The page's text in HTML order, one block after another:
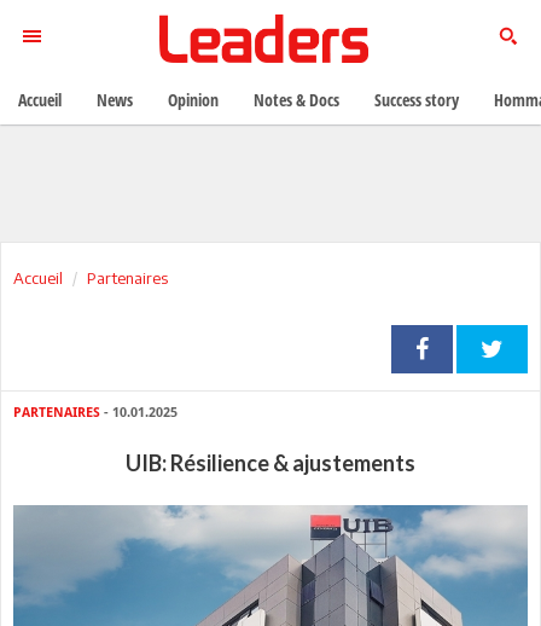
Accueil Partenaires
PARTENAIRES - 10.01.2025
UIB: Résilience & ajustements
Accueil News Opinion Notes & Docs Success story